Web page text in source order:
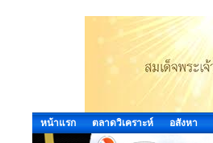
หน้าแรก ตลาดวิเคราะห์ อสังหา